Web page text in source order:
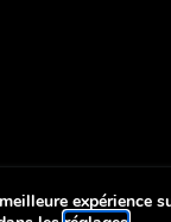
expérience